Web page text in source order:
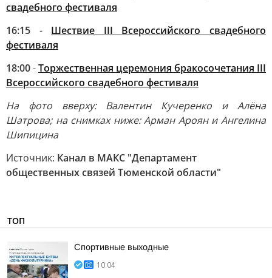
свадебного фестиваля
16:15 - Шествие III Всероссийского свадебного
фестиваля
18:00-Торжественная церемония бракосочетания III
Всероссийского свадебного фестиваля
На фото вверху: Валентин Кучеренко и Алёна
Шатрова; на снимках ниже: Арман Ароян и Ангелина
Шипицина
Источник: Канал в МАКС "Департамент
общественных связей Тюменской области"
ТОП
Спортивные выходные
10:04